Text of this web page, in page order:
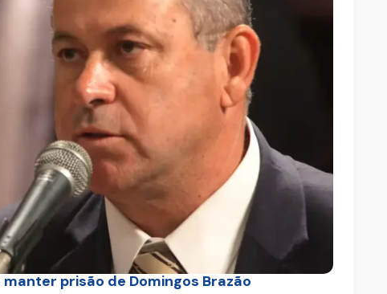
prisão de Domingos Brazão